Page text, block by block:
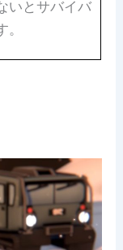
いとサバイバ